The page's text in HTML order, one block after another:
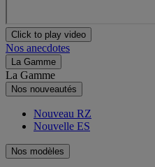
Click to play video
Nos anecdotes
La Gamme
La Gamme
Nos nouveautés
Nouveau RZ
Nouvelle ES
Nos modèles